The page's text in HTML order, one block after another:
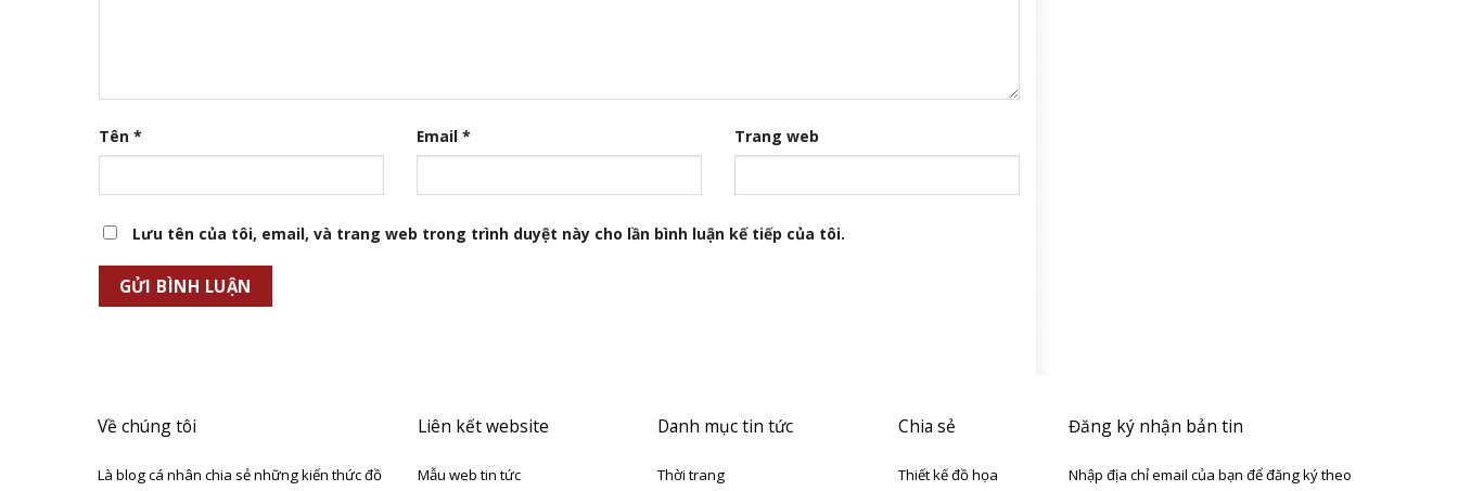
Tên * Email * Trang web
Lưu tên của tôi, email, và trang web trong trình duyệt này cho lần bình luận kế tiếp của tôi.
Về chúng tôi
Là blog cá nhân chia sẻ những kiến thức đồ
Liên kết website
Mẫu web tin tức
Danh mục tin tức
Thời trang
Chia sẻ
Thiết kế đồ họa
Đăng ký nhận bản tin
Nhập địa chỉ email của bạn để đăng ký theo